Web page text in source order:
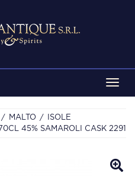
MALTO
ISOLE
45% SAMAROLI CASK 2291